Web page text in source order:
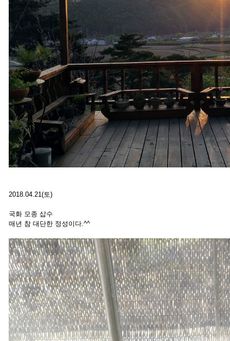
2018.04.21(토)
국화 모종 삽수
매년 참 대단한 정성이다.^^